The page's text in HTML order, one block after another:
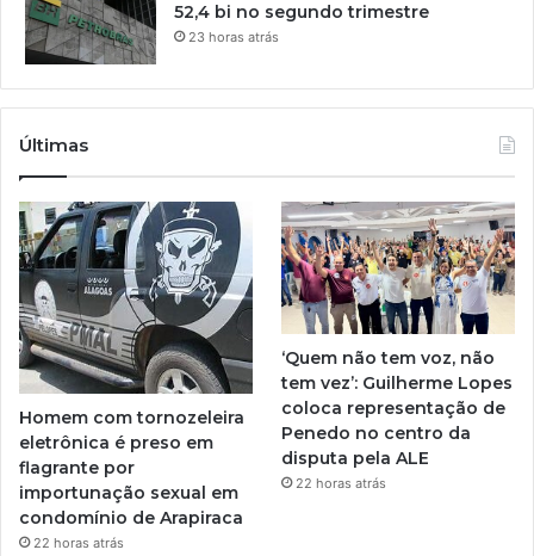
52,4 bi no segundo trimestre
23 horas atrás
Últimas
Homem com tornozeleira
eletrônica é preso em
flagrante por
importunação sexual em
condomínio de Arapiraca
22 horas atrás
‘Quem não tem voz, não
tem vez’: Guilherme Lopes
coloca representação de
Penedo no centro da
disputa pela ALE
22 horas atrás